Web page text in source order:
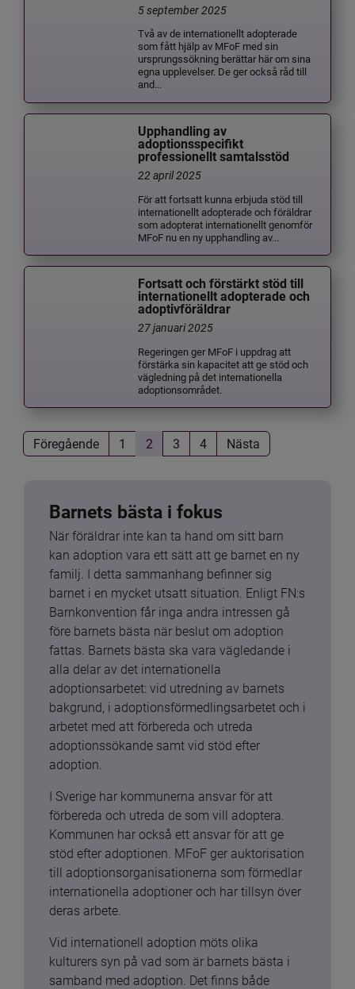
5 september 2025
Två av de internationellt adopterade
som fått hjälp av MFoF med sin
ursprungssökning berättar här om sina
egna upplevelser. De ger också råd till
and...
Upphandling av
adoptionsspecifikt
professionellt samtalsstöd
22 april 2025
För att fortsatt kunna erbjuda stöd till
internationellt adopterade och föräldrar
som adopterat internationellt genomför
MFoF nu en ny upphandling av...
Fortsatt och förstärkt stöd till
internationellt adopterade och
adoptivföräldrar
27 januari 2025
Regeringen ger MFoF i uppdrag att
förstärka sin kapacitet att ge stöd och
vägledning på det internationella
adoptionsområdet.
Föregående 1 2 3 4 Nästa
Barnets bästa i fokus
När föräldrar inte kan ta hand om sitt barn
kan adoption vara ett sätt att ge barnet en ny
familj. I detta sammanhang befinner sig
barnet i en mycket utsatt situation. Enligt FN:s
Barnkonvention får inga andra intressen gå
före barnets bästa när beslut om adoption
fattas. Barnets bästa ska vara vägledande i
alla delar av det internationella
adoptionsarbetet: vid utredning av barnets
bakgrund, i adoptionsförmedlingsarbetet och i
arbetet med att förbereda och utreda
adoptionssökande samt vid stöd efter
adoption.
I Sverige har kommunerna ansvar för att
förbereda och utreda de som vill adoptera.
Kommunen har också ett ansvar för att ge
stöd efter adoptionen. MFoF ger auktorisation
till adoptionsorganisationerna som förmedlar
internationella adoptioner och har tillsyn över
deras arbete.
Vid internationell adoption möts olika
kulturers syn på vad som är barnets bästa i
samband med adoption. Det finns både